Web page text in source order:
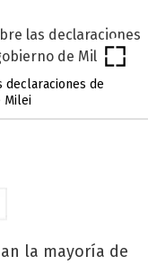
declaraciones de
Milei
la mayoría de